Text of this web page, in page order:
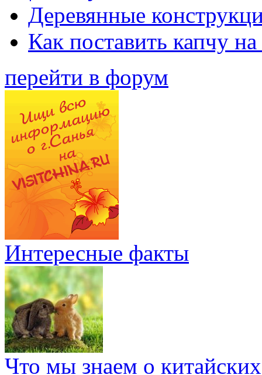
Деревянные
Как поставить капчу
перейти в форум
Интересные факты
Что мы знаем о